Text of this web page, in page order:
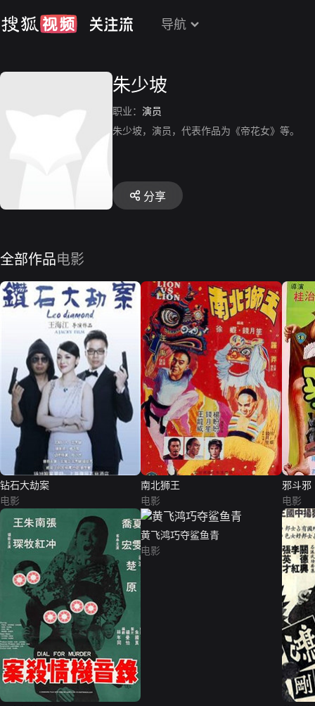
导航
朱少坡
职业： 演员
朱少坡，演员，代表作品为《帝花女》等。
分享
全部作品电影
钻石大劫案
电影
南北狮王
电影
邪斗邪
电影
黄飞鸿巧夺鲨鱼青
电影